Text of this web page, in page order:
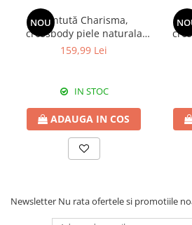
NOUGentută Charisma,
crossbody piele naturala
alb 8211
159,99 Lei
IN STOC
ADAUGA IN COS
Newsletter Nu rata ofertele si promotiile